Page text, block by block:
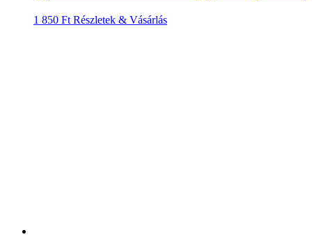
1 850 Ft Részletek & Vásárlás